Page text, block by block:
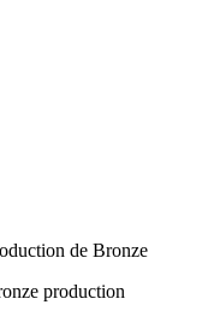
de Bronze
production